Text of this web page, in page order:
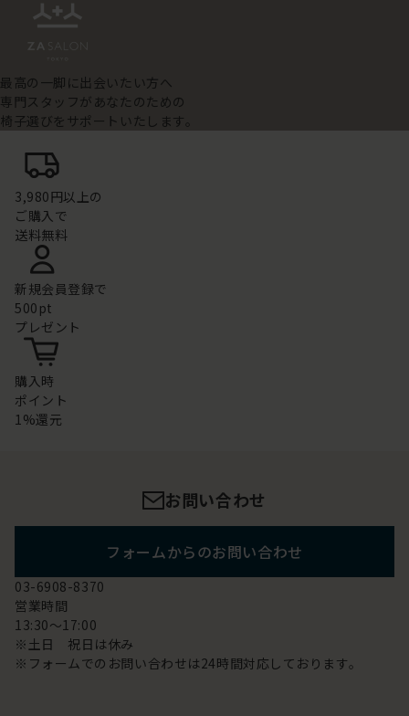
最高の一脚に出会いたい方へ
専門スタッフがあなたのための
椅子選びをサポートいたします。
3,980円以上の
ご購入で
送料無料
新規会員登録で
500pt
プレゼント
購入時
ポイント
1%還元
お問い合わせ
フォームからのお問い合わせ
03-6908-8370
営業時間
13:30～17:00
※土日 祝日は休み
※フォームでのお問い合わせは24時間対応しております。